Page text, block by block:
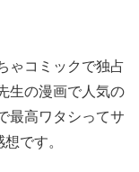
ゃコミックで独占
生の漫画で 人気の
最高ワタシってサ
です。